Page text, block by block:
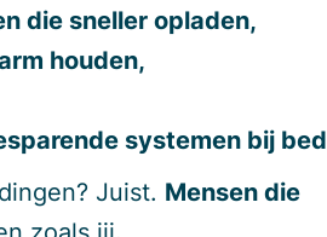
die sneller opladen,
houden,
systemen bij
Juist. Mensen die